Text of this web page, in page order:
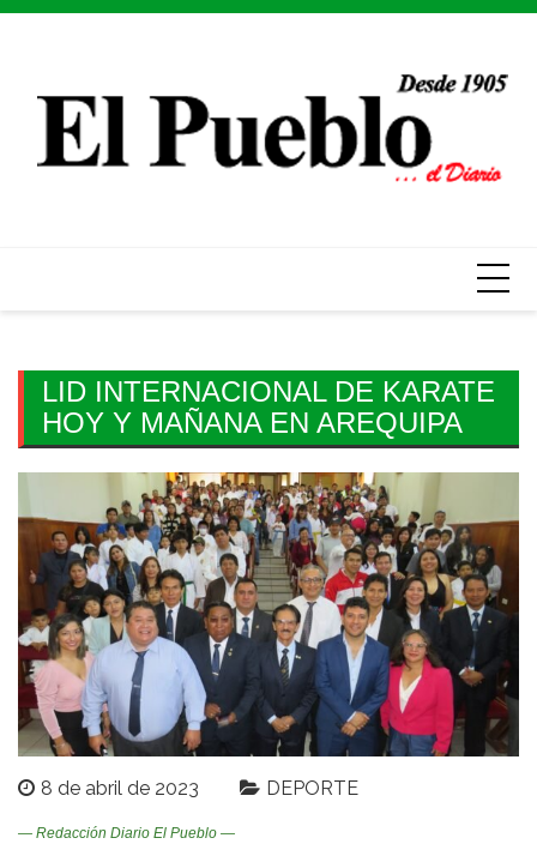
Skip
LID INTERNACIONAL DE KARATE
HOY Y MAÑANA EN AREQUIPA
8 de abril de 2023 DEPORTE
— Redacción Diario El Pueblo —